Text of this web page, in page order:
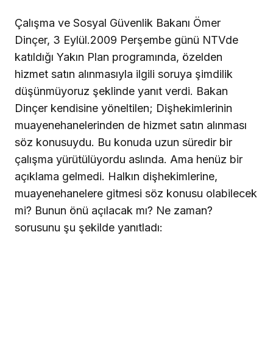
Çalışma ve Sosyal Güvenlik Bakanı Ömer
Dinçer, 3 Eylül.2009 Perşembe günü NTVde
katıldığı Yakın Plan programında, özelden
hizmet satın alınmasıyla ilgili soruya şimdilik
düşünmüyoruz şeklinde yanıt verdi. Bakan
Dinçer kendisine yöneltilen; Dişhekimlerinin
muayenehanelerinden de hizmet satın alınması
söz konusuydu. Bu konuda uzun süredir bir
çalışma yürütülüyordu aslında. Ama henüz bir
açıklama gelmedi. Halkın dişhekimlerine,
muayenehanelere gitmesi söz konusu olabilecek
mi? Bunun önü açılacak mı? Ne zaman?
sorusunu şu şekilde yanıtladı: